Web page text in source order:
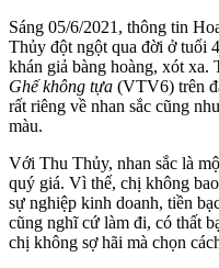
Sáng 05/6/2021, thông tin
Thủy đột ngột qua đời ở tuổi
khán giả bàng hoàng, xót xa.
Ghế không tựa (VTV6) trên
rất riêng về nhan sắc cũng
màu.
Với Thu Thủy, nhan sắc là
quý giá. Vì thế, chị không
sự nghiệp kinh doanh, tiền
cũng nghĩ cứ làm đi, có thất
chị không sợ hãi mà chọn